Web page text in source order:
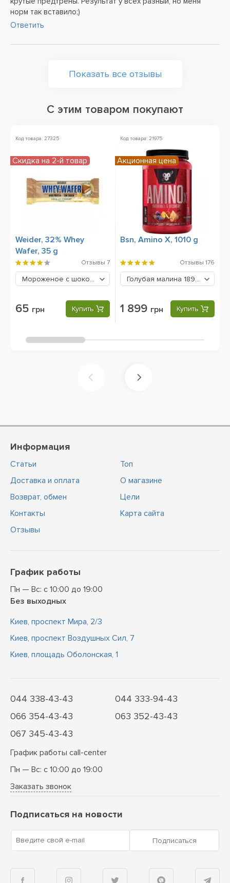
норм так вставило;)
Ответить
Показать все отзывы
С этим товаром покупают
Код товара: 27325
Weider, 32% Whey
Wafer, 35 g
Отзывы 7
Мороженое с шоколадом 65 грн
65 грн Купить
Скидка на 2-й товар
Код товара: 21975
Bsn, Amino X, 1010 g
Отзывы 176
Голубая малина 1899 грн
1 899 грн Купить
Акционная цена
Информация
Статьи
Доставка и оплата
Возврат, обмен
Контакты
Отзывы
Топ
О магазине
Цели
Карта сайта
График работы
Пн — Вс: с 10:00 до 19:00
Без выходных
Киев, проспект Мира, 2/3
Киев, проспект Воздушных Сил, 7
Киев, площадь Оболонская, 1
044 338-43-43
044 333-94-43
066 354-43-43
063 352-43-43
067 345-43-43
График работы call-center
Пн — Вс: с 10:00 до 19:00
Заказать звонок
Подписаться на новости
Введите свой e-mail Подписаться